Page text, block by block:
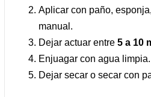
Aplicar con paño,
manual.
Dejar actuar entre 5 a 10
Enjuagar con agua limpia.
Dejar secar o secar con